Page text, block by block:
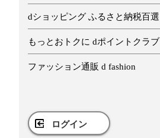
dショッピング ふるさと納税百選
もっとおトクに dポイントクラブ
ファッション通販 d fashion
ログイン